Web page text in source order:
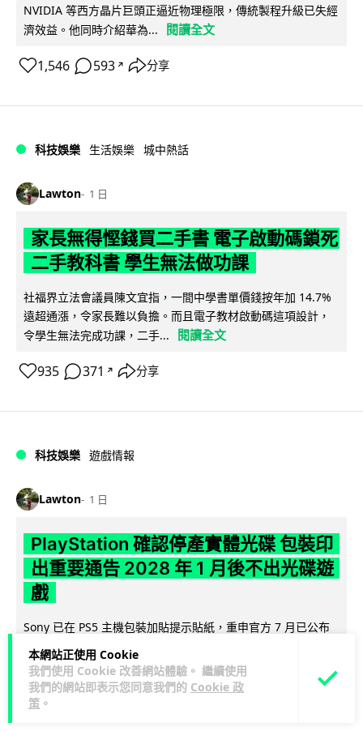
本網站正使用 Cookie
我們使用 Cookie 改善網站體驗。 繼續使用
我們的網站即表示您同意我們的 Cookie 政
策 。
NVIDIA 等西方晶片巨頭正逼近物理極限，傳統製程升級已失經
濟效益。他同時介紹華為...
閱讀全文
1,546 593 ↗ 分享
科技娛樂 生活娛樂 城中熱話
Lawton 1 日
家長無得慳錢買二手書 電子啟動碼鎖死
二手教科書 學生無法做功課
社福界立法會議員陳文宜指，一間中學書單價錢按年加 14.7%
遠超通漲，令家長難以負擔。而且電子教材啟動碼這項設計，
令學生無法完成功課，二手...
閱讀全文
935 371 ↗ 分享
科技娛樂 遊戲情報
Lawton 1 日
PlayStation 確認停產實體光碟 包裝印
出重要通告 2028 年 1 月後不出光碟遊
戲
Sony 已在 PS5 主機包裝加貼提示貼紙，重申官方 7 月已公布
計劃：2028 年 1 月起停產新遊戲實體光碟。分析師預期 PS6
因此... 閱讀全文
169